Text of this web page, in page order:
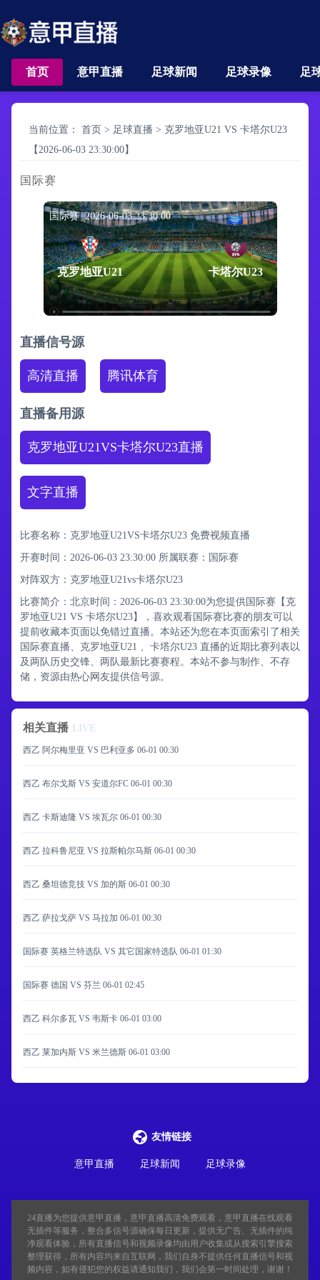
首页 意甲直播 足球新闻 足球录像 足
当前位置： 首页 > 足球直播 > 克罗地亚U21 VS 卡塔尔U23
【2026-06-03 23:30:00】
国际赛
国际赛 2026-06-03 23:30:00
克罗地亚U21 卡塔尔U23
直播信号源
高清直播 腾讯体育
直播备用源
克罗地亚U21VS卡塔尔U23直播
文字直播
比赛名称：克罗地亚U21VS卡塔尔U23 免费视频直播
开赛时间：2026-06-03 23:30:00 所属联赛： 国际赛
对阵双方：克罗地亚U21vs卡塔尔U23
比赛简介：北京时间：2026-06-03 23:30:00为您提供国际赛【克
罗地亚U21 VS 卡塔尔U23】，喜欢观看国际赛比赛的朋友可以
提前收藏本页面以免错过直播。本站还为您在本页面索引了相关
国际赛直播、克罗地亚U21 、卡塔尔U23 直播的近期比赛列表以
及两队历史交锋、两队最新比赛赛程。本站不参与制作、不存
储，资源由热心网友提供信号源。
相关直播 LIVE
西乙 阿尔梅里亚 VS 巴利亚多 06-01 00:30
西乙 布尔戈斯 VS 安道尔FC 06-01 00:30
西乙 卡斯迪隆 VS 埃瓦尔 06-01 00:30
西乙 拉科鲁尼亚 VS 拉斯帕尔马斯 06-01 00:30
西乙 桑坦德竞技 VS 加的斯 06-01 00:30
西乙 萨拉戈萨 VS 马拉加 06-01 00:30
国际赛 英格兰特选队 VS 其它国家特选队 06-01 01:30
国际赛 德国 VS 芬兰 06-01 02:45
西乙 科尔多瓦 VS 韦斯卡 06-01 03:00
西乙 莱加内斯 VS 米兰德斯 06-01 03:00
友情链接
意甲直播 足球新闻 足球录像
24直播为您提供意甲直播，意甲直播高清免费观看，意甲直播在线观看
无插件等服务，整合多信号源确保每日更新，提供无广告、无插件的纯
净观看体验，所有直播信号和视频录像均由用户收集或从搜索引擎搜索
整理获得，所有内容均来自互联网，我们自身不提供任何直播信号和视
频内容，如有侵犯您的权益请通知我们，我们会第一时间处理，谢谢！